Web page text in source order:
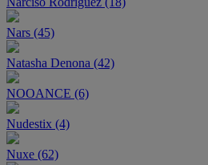
Nars (45)
Natasha Denona (42)
NOOANCE (6)
Nudestix (4)
Nuxe (62)